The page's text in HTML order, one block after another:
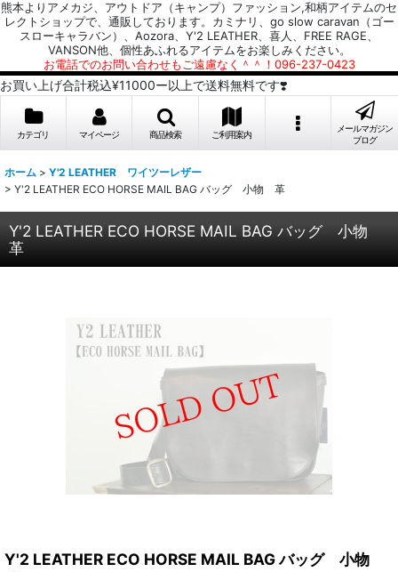
熊本よりアメカジ、アウトドア（キャンプ）ファッション,和柄アイテムのセ
レクトショップで、通販しております。カミナリ、go slow caravan（ゴー
スローキャラバン）、Aozora、Y'2 LEATHER、喜人、FREE RAGE、
VANSON他、個性あふれるアイテムをお楽しみください。
お電話でのお問い合わせもご遠慮なく＾＾！096-237-0423
お買い上げ合計税込¥11000ー以上で送料無料です❣️
カテゴリ マイページ 商品検索 ご利用案内
メールマガジン
ブログ
ホーム > Y'2 LEATHER ワイツーレザー
> Y'2 LEATHER ECO HORSE MAIL BAG バッグ 小物 革
Y'2 LEATHER ECO HORSE MAIL BAG バッグ 小物
革
Y'2 LEATHER ECO HORSE MAIL BAG バッグ 小物